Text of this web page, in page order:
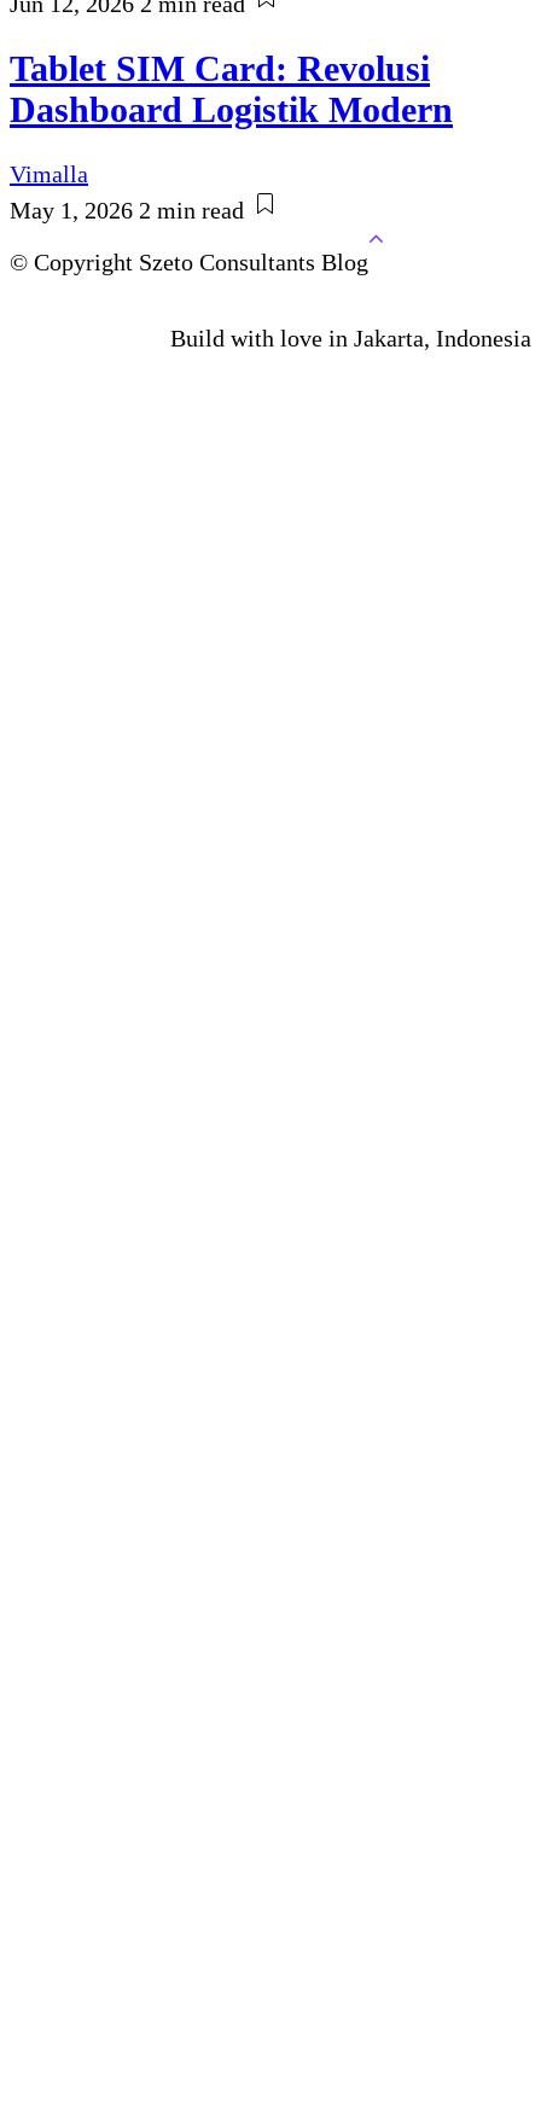
Tablet SIM Card: Revolusi
Dashboard Logistik Modern
Vimalla
May 1, 2026 2 min read
© Copyright Szeto Consultants Blog
Build with love in Jakarta, Indonesia